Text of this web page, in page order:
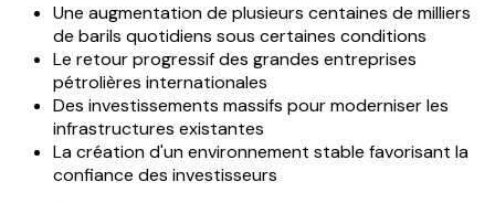
Une augmentation de plusieurs centaines de milliers
de barils quotidiens sous certaines conditions
Le retour progressif des grandes entreprises
pétrolières internationales
Des investissements massifs pour moderniser les
infrastructures existantes
La création d'un environnement stable favorisant la
confiance des investisseurs